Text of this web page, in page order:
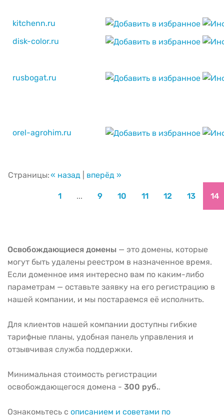
kitchenn.ru
disk-color.ru
rusbogat.ru
orel-agrohim.ru
Страницы:« назад вперёд »
1 ... 9 10 11 12 13 14
Освобождающиеся домены — это домены, которые
могут быть удалены реестром в назначенное время.
Если доменное имя интересно вам по каким-либо
параметрам — оставьте заявку на его регистрацию в
нашей компании, и мы постараемся её исполнить.
Для клиентов нашей компании доступны гибкие
тарифные планы, удобная панель управления и
отзывчивая служба поддержки.
Минимальная стоимость регистрации
освобождающегося домена - 300 руб..
Ознакомьтесь с описанием и советами по